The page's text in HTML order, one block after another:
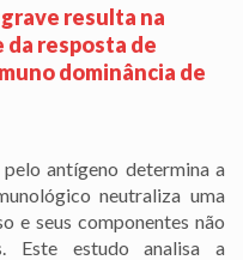
resulta na
da resposta de
dominância de
antígeno determina a
neutraliza uma
e seus componentes não
Este estudo analisa a